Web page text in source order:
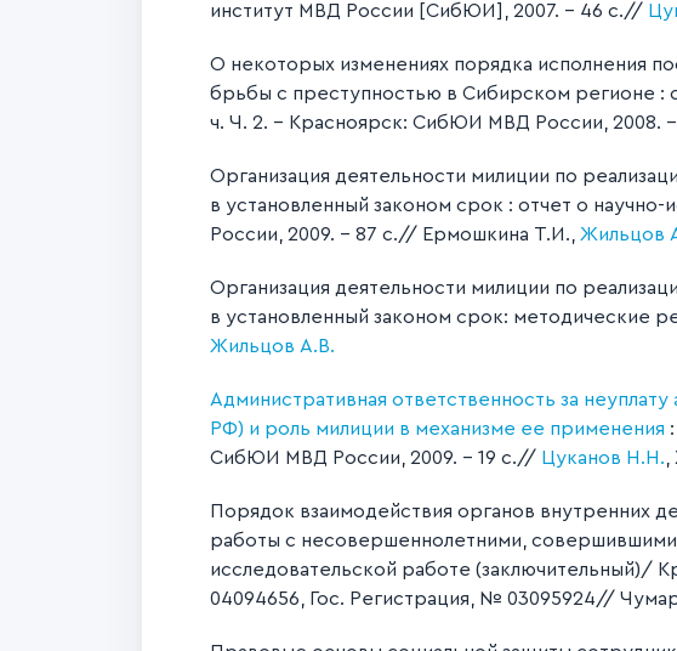
институт МВД России [СибЮИ], 2007. – 46 с.//
О некоторых изменениях порядка исполнения
брьбы с преступностью в Сибирском регионе :
ч. Ч. 2. - Красноярск: СибЮИ МВД России, 2008.
Организация деятельности милиции по
в установленный законом срок : отчет о
России, 2009. – 87 с.// Ермошкина Т.И., Жильцов
Организация деятельности милиции по
в установленный законом срок:
Жильцов А.В.
Административная ответственность за
РФ) и роль милиции в механизме ее применения
СибЮИ МВД России, 2009. – 19 с.// Цуканов Н.Н.
Порядок взаимодействия органов внутренних
работы с несовершеннолетними, совершившими
исследовательской работе (заключительный)/
04094656, Гос. Регистрация, № 03095924//